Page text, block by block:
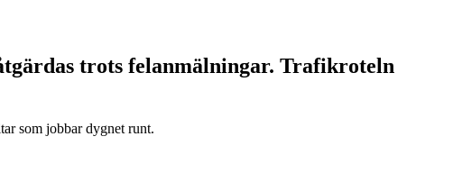
trots felanmälningar. Trafikroteln
som jobbar dygnet runt.